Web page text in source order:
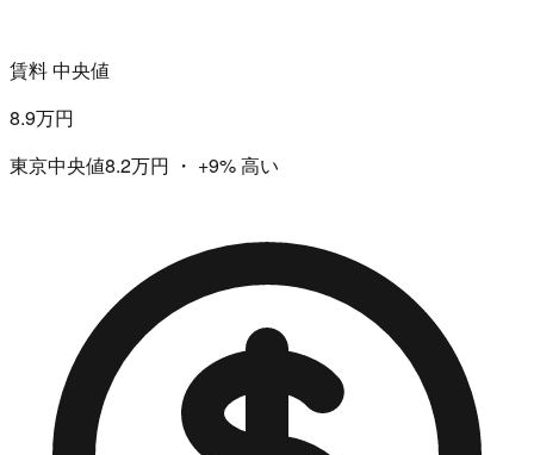
賃料 中央値
8.9万円
東京中央値8.2万円 ・ +9%高い